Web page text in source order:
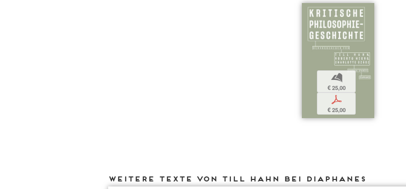
b
€ 25,00
p
€ 25,00
Weitere Texte von Till Hahn bei DIAPHANES